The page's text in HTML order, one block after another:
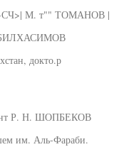
СЧ>| М. т"" ТОМАНОВ |
докто.р
Р. Н. ШОПБЕКОВ
им. Аль-Фараби.